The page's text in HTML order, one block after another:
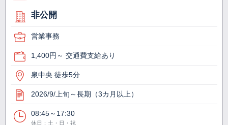
非公開
営業事務
1,400円～ 交通費支給あり
泉中央 徒歩5分
2026/9/上旬～長期（3カ月以上）
08:45～17:30
休日：土・日・祝